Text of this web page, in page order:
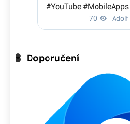
Doporučení